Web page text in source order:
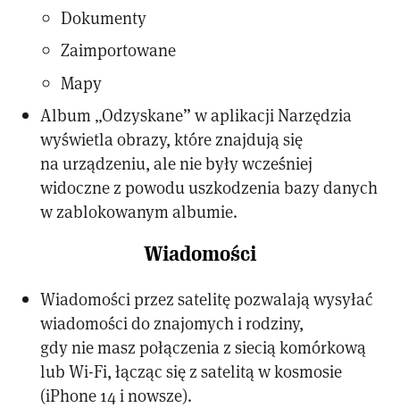
Dokumenty
Zaimportowane
Mapy
Album „Odzyskane” w aplikacji Narzędzia
wyświetla obrazy, które znajdują się
na urządzeniu, ale nie były wcześniej
widoczne z powodu uszkodzenia bazy danych
w zablokowanym albumie.
Wiadomości
Wiadomości przez satelitę pozwalają wysyłać
wiadomości do znajomych i rodziny,
gdy nie masz połączenia z siecią komórkową
lub Wi-Fi, łącząc się z satelitą w kosmosie
(iPhone 14 i nowsze).